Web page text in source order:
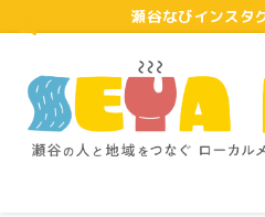
瀬谷なびインスタ